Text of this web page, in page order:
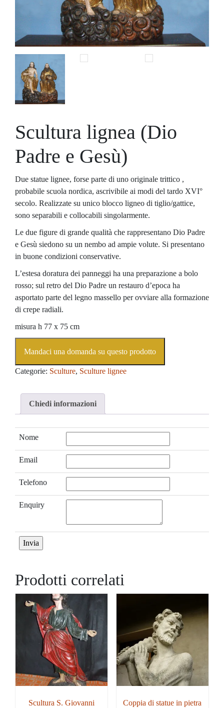
Scultura lignea (Dio
Padre e Gesù)
Due statue lignee, forse parte di uno originale trittico ,
probabile scuola nordica, ascrivibile ai modi del tardo XVI°
secolo. Realizzate su unico blocco ligneo di tiglio/gattice,
sono separabili e collocabili singolarmente.
Le due figure di grande qualità che rappresentano Dio Padre
e Gesù siedono su un nembo ad ampie volute. Si presentano
in buone condizioni conservative.
L’estesa doratura dei panneggi ha una preparazione a bolo
rosso; sul retro del Dio Padre un restauro d’epoca ha
asportato parte del legno massello per ovviare alla formazione
di crepe radiali.
misura h 77 x 75 cm
Categorie: Sculture, Sculture lignee
Chiedi informazioni
Nome
Email
Telefono
Enquiry
Prodotti correlati
Scultura S. Giovanni Coppia di statue in pietra